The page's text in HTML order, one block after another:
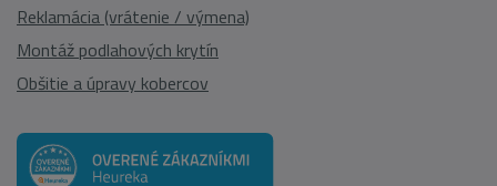
Reklamácia (vrátenie / výmena)
Montáž podlahových krytín
Obšitie a úpravy kobercov